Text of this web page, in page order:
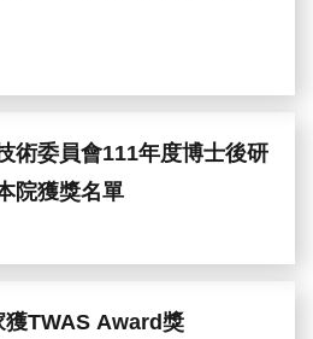
術委員會111年度博士後研
院獲獎名單
獲TWAS Award獎